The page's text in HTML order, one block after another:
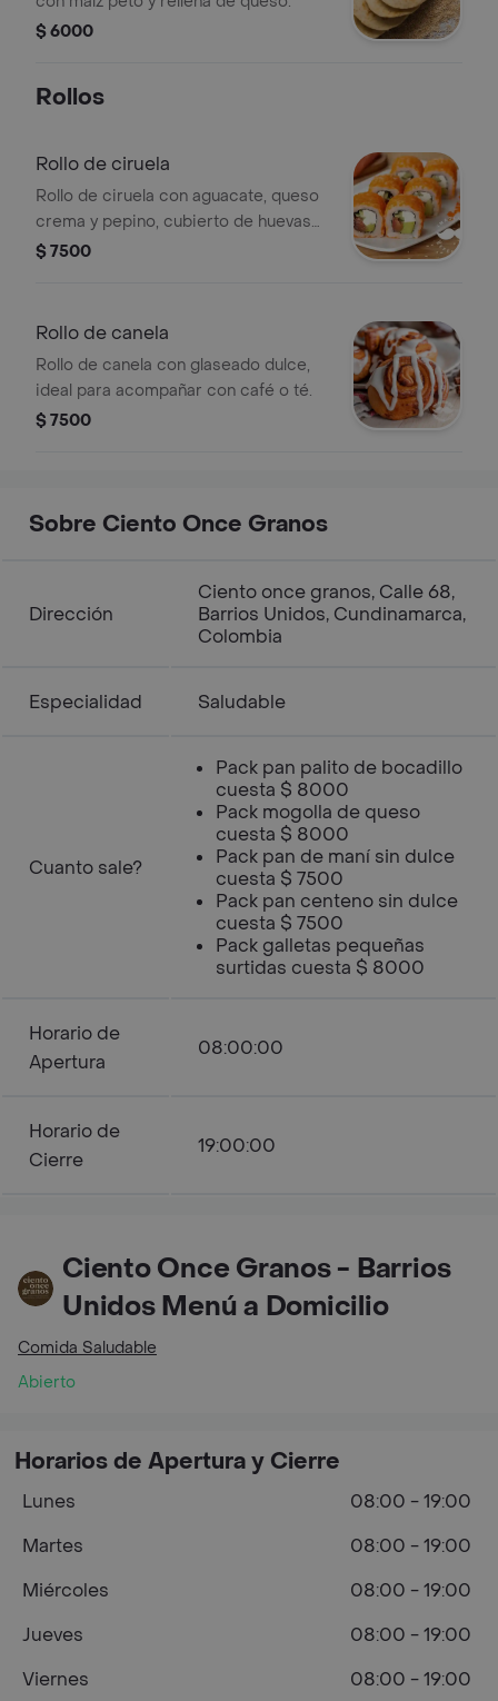
$ 6000
Rollos
Rollo de ciruela
Rollo de ciruela con aguacate, queso
crema y pepino, cubierto de huevas
de pescado.
$ 7500
Rollo de canela
Rollo de canela con glaseado dulce,
ideal para acompañar con café o té.
$ 7500
Sobre Ciento Once Granos
Dirección
Ciento once granos, Calle 68,
Barrios Unidos, Cundinamarca,
Colombia
Especialidad Saludable
Cuanto sale?
Pack pan palito de bocadillo
cuesta $ 8000
Pack mogolla de queso
cuesta $ 8000
Pack pan de maní sin dulce
cuesta $ 7500
Pack pan centeno sin dulce
cuesta $ 7500
Pack galletas pequeñas
surtidas cuesta $ 8000
Horario de
Apertura
08:00:00
Horario de
Cierre
19:00:00
Ciento Once Granos - Barrios
Unidos Menú a Domicilio
Comida Saludable
Abierto
Horarios de Apertura y Cierre
Lunes
08:00 - 19:00
Martes
08:00 - 19:00
Miércoles
08:00 - 19:00
Jueves
08:00 - 19:00
Viernes
08:00 - 19:00